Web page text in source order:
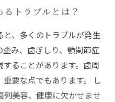
トラブルとは？
、多くのトラブルが発生
み、歯ぎしり、顎関節症
ることがあります。歯周
要な点でもあります。 し
美容、健康に欠かせませ